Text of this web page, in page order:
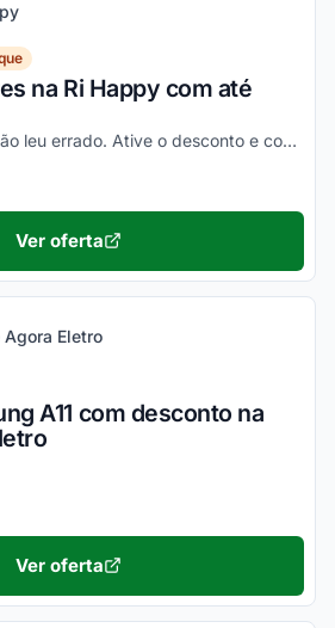
na Ri Happy com até
É isso mesmo! Você não leu errado. Ative o desconto e confira essa novidade!
Ver oferta
Agora Eletro
A11 com desconto na
Ver oferta